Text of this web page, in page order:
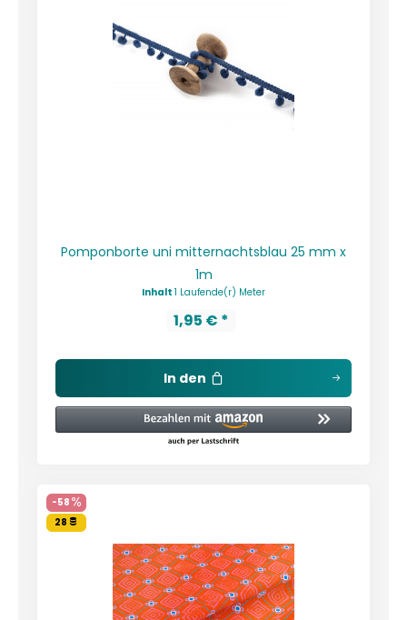
Pomponborte uni mitternachtsblau 25 mm x
1m
Inhalt 1 Laufende(r) Meter
1,95 € *
In den
-58
28